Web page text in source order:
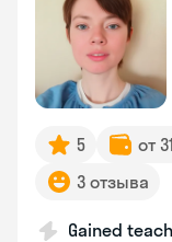
5 от
3 отзыва
Gained